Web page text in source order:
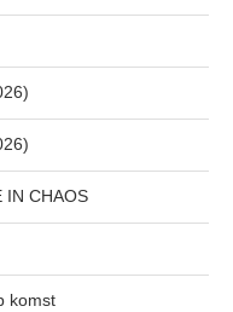
IN CHAOS
komst